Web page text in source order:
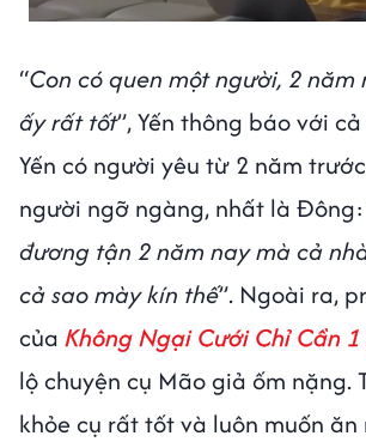
“Con có quen một người, 2 năm
ấy rất tốt”, Yến thông báo với
Yến có người yêu từ 2 năm
người ngỡ ngàng, nhất là Đông:
đương tận 2 năm nay mà cả
cả sao mày kín thế”. Ngoài ra,
của Không Ngại Cưới Chỉ Cần 1
lộ chuyện cụ Mão giả ốm nặng.
khỏe cụ rất tốt và luôn muốn